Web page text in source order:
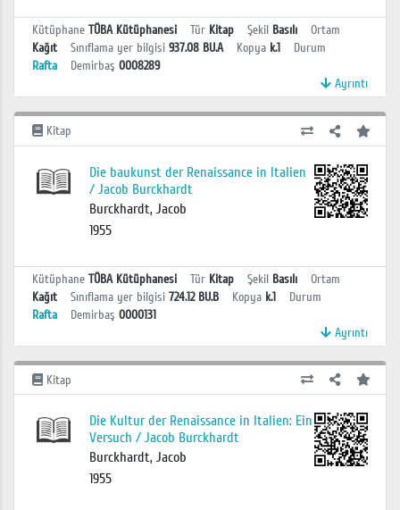
Kütüphane TÜBA Kütüphanesi Tür Kitap Şekil Basılı
Ortam
Kağıt
Sınıflama yer bilgisi 937.08 BU.A Kopya k.1
Durum
Rafta
Demirbaş 0008289
Ayrıntı
Kitap
Die baukunst der Renaissance in Italien
/ Jacob Burckhardt
Burckhardt, Jacob
1955
Kütüphane TÜBA Kütüphanesi Tür Kitap Şekil Basılı
Ortam
Kağıt
Sınıflama yer bilgisi 724.12 BU.B Kopya k.1
Durum
Rafta
Demirbaş 0000131
Ayrıntı
Kitap
Die Kultur der Renaissance in Italien: Ein
Versuch / Jacob Burckhardt
Burckhardt, Jacob
1955